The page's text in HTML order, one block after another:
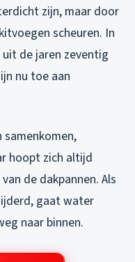
zijn, maar door
scheuren. In
de jaren zeventig
nu toe aan
hoopt zich altijd
de dakpannen. Als
gaat water
naar binnen.